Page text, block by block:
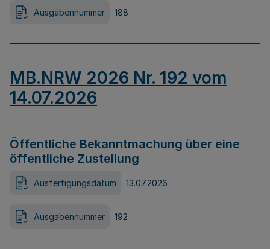
Ausgabennummer 188
MB.NRW 2026 Nr. 192 vom
14.07.2026
Öffentliche Bekanntmachung über eine
öffentliche Zustellung
Ausfertigungsdatum 13.07.2026
Ausgabennummer 192